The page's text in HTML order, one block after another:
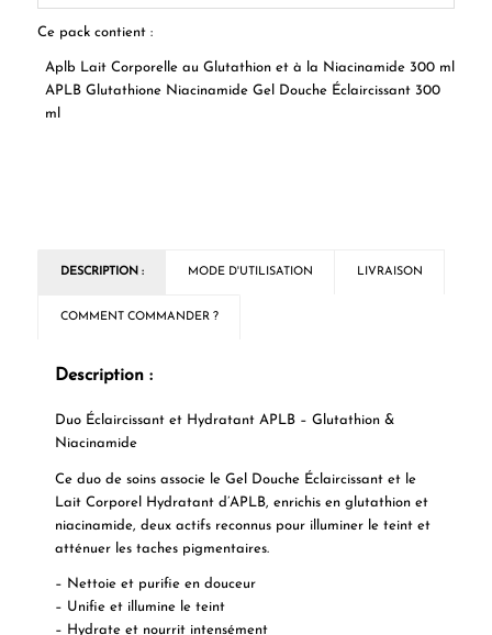
Ce pack contient :
Aplb Lait Corporelle au Glutathion et à la Niacinamide 300 ml
APLB Glutathione Niacinamide Gel Douche Éclaircissant 300
ml
DESCRIPTION : MODE D'UTILISATION LIVRAISON
COMMENT COMMANDER ?
Description :
Duo Éclaircissant et Hydratant APLB – Glutathion &
Niacinamide
Ce duo de soins associe le Gel Douche Éclaircissant et le
Lait Corporel Hydratant d’APLB, enrichis en glutathion et
niacinamide, deux actifs reconnus pour illuminer le teint et
atténuer les taches pigmentaires.
– Nettoie et purifie en douceur
– Unifie et illumine le teint
– Hydrate et nourrit intensément